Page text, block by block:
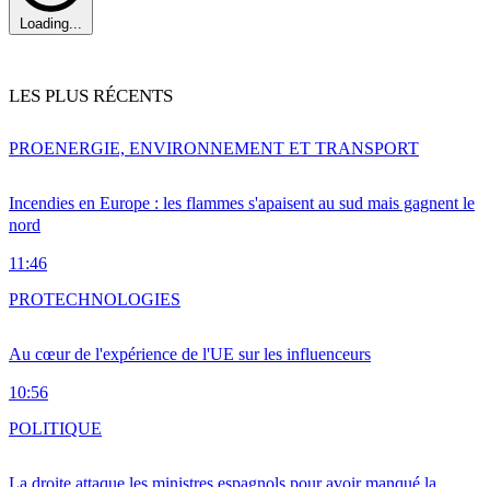
Loading...
LES PLUS RÉCENTS
Incendies en Europe : les flammes s'apaisent au sud mais gagnent le
nord
11:46
PROENERGIE, ENVIRONNEMENT ET TRANSPORT
Au cœur de l'expérience de l'UE sur les influenceurs
10:56
PROTECHNOLOGIES
POLITIQUE